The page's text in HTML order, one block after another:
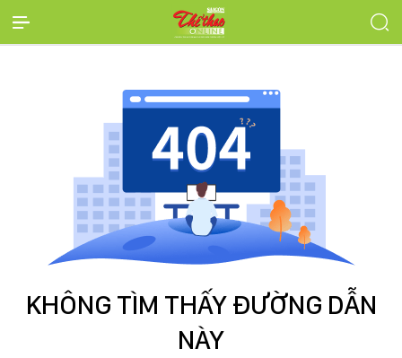
KHÔNG TÌM THẤY ĐƯỜNG DẪN
NÀY